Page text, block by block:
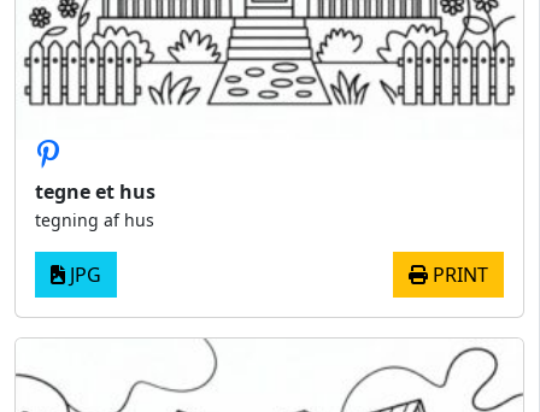
tegne et hus
tegning af hus
JPG PRINT